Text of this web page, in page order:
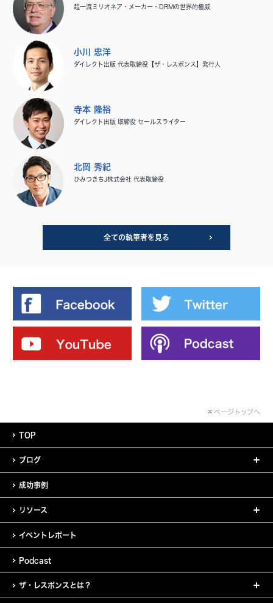
超一流ミリオネア・メーカー・DRMの世界的権威
小川 忠洋
ダイレクト出版 代表取締役【ザ・レスポンス】発行人
寺本 隆裕
ダイレクト出版 取締役 セールスライター
北岡 秀紀
ひみつきちJ株式会社 代表取締役
全ての執筆者を見る
ページトップへ
TOP
ブログ
成功事例
リソース
イベントレポート
Podcast
ザ・レスポンスとは？